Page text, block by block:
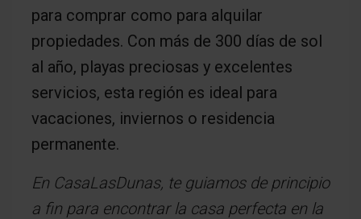
para comprar como para alquilar
propiedades. Con más de 300 días de sol
al año, playas preciosas y excelentes
servicios, esta región es ideal para
vacaciones, inviernos o residencia
permanente.
En CasaLasDunas, te guiamos de principio
a fin para encontrar la casa perfecta en la